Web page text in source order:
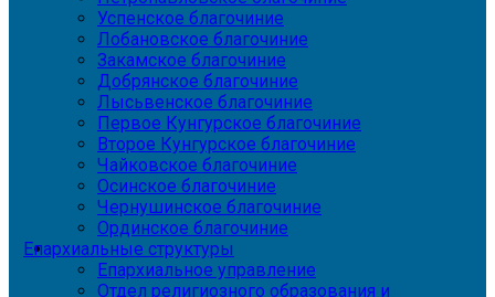
Успенское благочиние
Лобановское благочиние
Закамское благочиние
Добрянское благочиние
Лысьвенское благочиние
Первое Кунгурское благочиние
Второе Кунгурское благочиние
Чайковское благочиние
Осинское благочиние
Чернушинское благочиние
Ординское благочиние
Епархиальные структуры
Епархиальное управление
Отдел религиозного образования и